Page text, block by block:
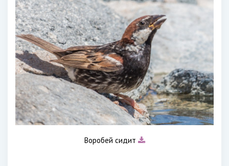
Воробей сидит